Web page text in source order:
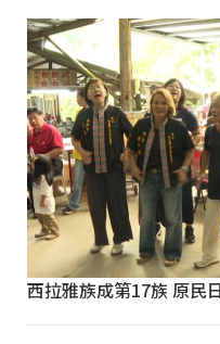
西拉雅族成第17族 原民